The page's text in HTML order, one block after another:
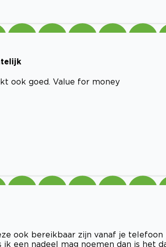
ook goed. Value for money
ook bereikbaar zijn vanaf je telefoon
een nadeel mag noemen dan is het